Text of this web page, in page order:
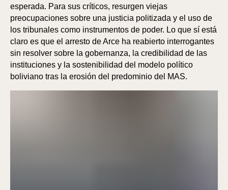
esperada. Para sus críticos, resurgen viejas
preocupaciones sobre una justicia politizada y el uso de
los tribunales como instrumentos de poder. Lo que sí está
claro es que el arresto de Arce ha reabierto interrogantes
sin resolver sobre la gobernanza, la credibilidad de las
instituciones y la sostenibilidad del modelo político
boliviano tras la erosión del predominio del MAS.